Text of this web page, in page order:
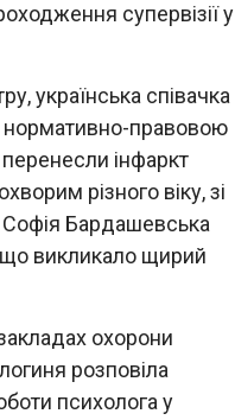
супервізії у
українська співачка
правовою
інфаркт
різного віку, зі
Софія Бардашевська
що викликало щирий
охорони
розповіла
психолога у